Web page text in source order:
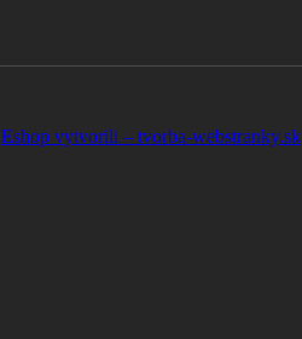
Eshop vytvorili – tvorba-webstranky.sk